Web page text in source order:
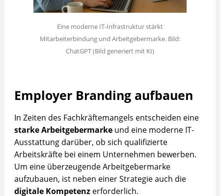
Eine moderne IT-Infrastruktur stärkt
Mitarbeiterbindung und Arbeitgebermarke. Bild:
ChatGPT (Bild generiert mit KI)
Employer Branding aufbauen
In Zeiten des Fachkräftemangels entscheiden eine
starke Arbeitgebermarkeund eine moderne IT-
Ausstattung darüber, ob sich qualifizierte
Arbeitskräfte bei einem Unternehmen bewerben.
Um eine überzeugende Arbeitgebermarke
aufzubauen, ist neben einer Strategie auch die
digitale Kompetenzerforderlich.